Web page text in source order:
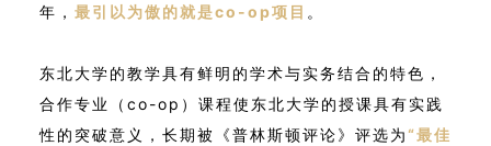
年， 最引以为傲的就是co-op项目 。
东北大学的教学具有鲜明的学术与实务结合的特色，
合作专业（co-op）课程使东北大学的授课具有实践
性的突破意义，长期被《普林斯顿评论》评选为“最佳